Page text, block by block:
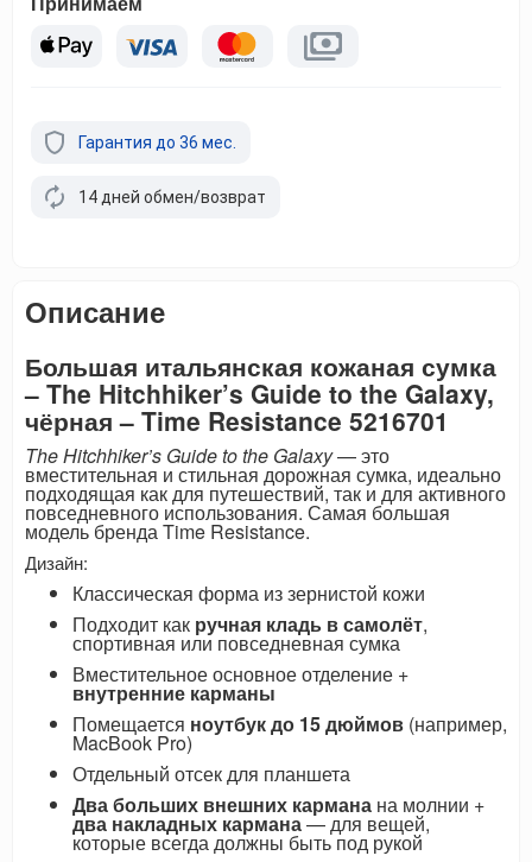
Гарантия до 36 мес.
14 дней обмен/возврат
Описание
Большая итальянская кожаная сумка
– The Hitchhiker’s Guide to the Galaxy,
чёрная – Time Resistance 5216701
The Hitchhiker’s Guide to the Galaxy— это
вместительная и стильная дорожная сумка, идеально
подходящая как для путешествий, так и для активного
повседневного использования. Самая большая
модель бренда Time Resistance.
Дизайн:
Классическая форма из зернистой кожи
Подходит как ручная кладь в самолёт,
спортивная или повседневная сумка
Вместительное основное отделение +
внутренние карманы
Помещается ноутбук до 15 дюймов (например,
MacBook Pro)
Отдельный отсек для планшета
Два больших внешних кармана на молнии +
два накладных кармана— для вещей,
которые всегда должны быть под рукой